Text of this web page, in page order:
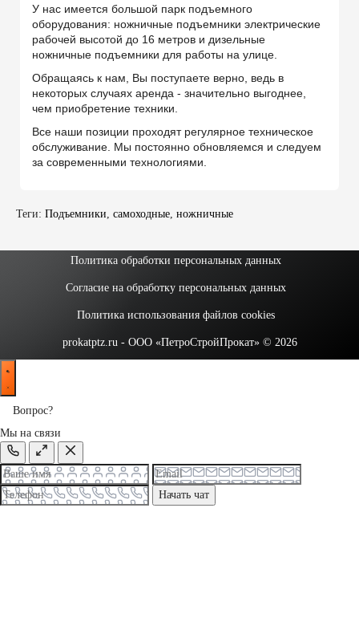
У нас имеется большой парк подъемного
оборудования: ножничные подъемники электрические
рабочей высотой до 16 метров и дизельные
ножничные подъемники для работы на улице.
Обращаясь к нам, Вы поступаете верно, ведь в
некоторых случаях аренда - значительно выгоднее,
чем приобретение техники.
Все наши позиции проходят регулярное техническое
обслуживание. Мы постоянно обновляемся и следуем
за современными технологиями.
Теги: Подъемники, самоходные, ножничные
Политика обработки персональных данных
Согласие на обработку персональных данных
Политика использования файлов cookies
prokatptz.ru - ООО «ПетроСтройПрокат» © 2026
Вопрос?
Мы на связи
Начать чат